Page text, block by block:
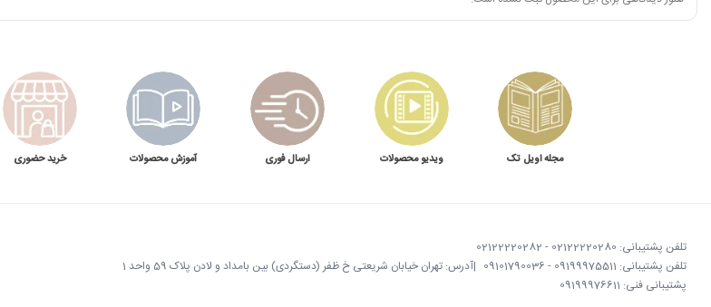
مجله اویل تک ویدیو محصولات ارسال فوری آموزش محصولات خرید حضوری
تلفن پشتیبانی: 02122220280 - 02122220282
تلفن پشتیبانی: 09199975511 - 09101790036
پشتیبانی فنی: 09199976611
|آدرس: تهران خیابان شریعتی خ ظفر (دستگردی) بین بامداد و لادن پلاک 59 واحد 1